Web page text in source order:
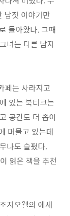
남짓 이야기만
돌아왔다. 그때
녀는 다른 남자
페는 사라지고
있는 북티크는
공간도 더 좁아
머물고 있는데
나도 슬펐다.
읽은 책을 추천
지오웰의 에세